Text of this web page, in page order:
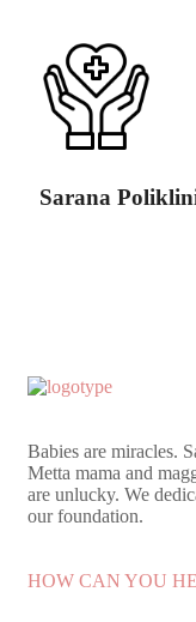
Sarana
Babies are miracles.
Metta mama and
are unlucky. We
our foundation.
HOW CAN YOU